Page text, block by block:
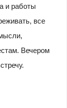
и работы
все
Вечером